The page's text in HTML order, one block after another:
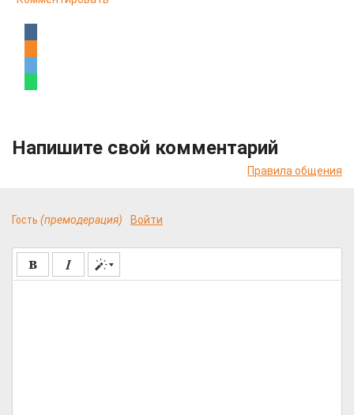
Напишите свой комментарий
Правила общения
Гость (премодерация) Войти